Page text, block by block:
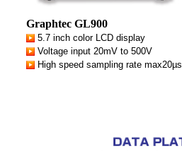
Graphtec GL900
5.7 inch color LCD display
Voltage input 20mV to 500V
High speed sampling rate max20µs